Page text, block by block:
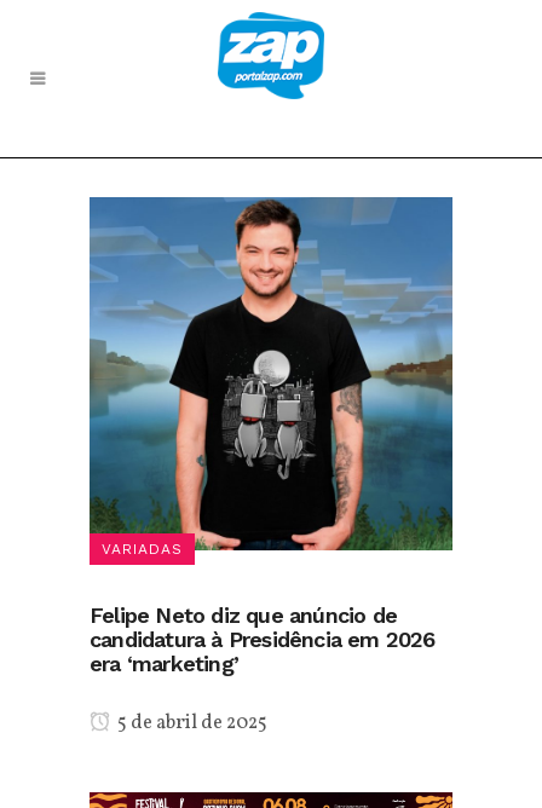
VARIADAS
Felipe Neto diz que anúncio de
candidatura à Presidência em 2026
era ‘marketing’
5 de abril de 2025